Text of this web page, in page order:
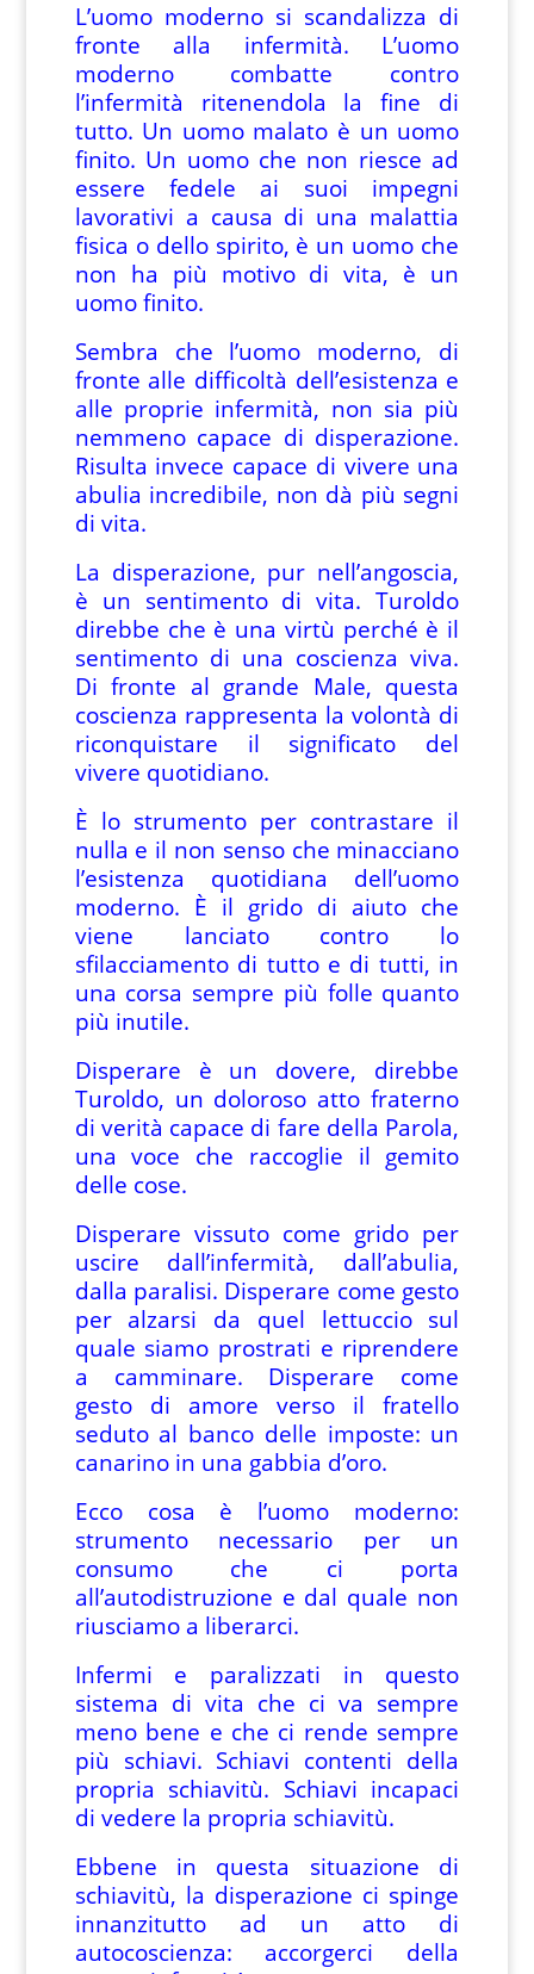
L’uomo moderno si scandalizza di
fronte alla infermità. L’uomo
moderno combatte contro
l’infermità ritenendola la fine di
tutto. Un uomo malato è un uomo
finito. Un uomo che non riesce ad
essere fedele ai suoi impegni
lavorativi a causa di una malattia
fisica o dello spirito, è un uomo che
non ha più motivo di vita, è un
uomo finito.
Sembra che l’uomo moderno, di
fronte alle difficoltà dell’esistenza e
alle proprie infermità, non sia più
nemmeno capace di disperazione.
Risulta invece capace di vivere una
abulia incredibile, non dà più segni
di vita.
La disperazione, pur nell’angoscia,
è un sentimento di vita. Turoldo
direbbe che è una virtù perché è il
sentimento di una coscienza viva.
Di fronte al grande Male, questa
coscienza rappresenta la volontà di
riconquistare il significato del
vivere quotidiano.
È lo strumento per contrastare il
nulla e il non senso che minacciano
l’esistenza quotidiana dell’uomo
moderno. È il grido di aiuto che
viene lanciato contro lo
sfilacciamento di tutto e di tutti, in
una corsa sempre più folle quanto
più inutile.
Disperare è un dovere, direbbe
Turoldo, un doloroso atto fraterno
di verità capace di fare della Parola,
una voce che raccoglie il gemito
delle cose.
Disperare vissuto come grido per
uscire dall’infermità, dall’abulia,
dalla paralisi. Disperare come gesto
per alzarsi da quel lettuccio sul
quale siamo prostrati e riprendere
a camminare. Disperare come
gesto di amore verso il fratello
seduto al banco delle imposte: un
canarino in una gabbia d’oro.
Ecco cosa è l’uomo moderno:
strumento necessario per un
consumo che ci porta
all’autodistruzione e dal quale non
riusciamo a liberarci.
Infermi e paralizzati in questo
sistema di vita che ci va sempre
meno bene e che ci rende sempre
più schiavi. Schiavi contenti della
propria schiavitù. Schiavi incapaci
di vedere la propria schiavitù.
Ebbene in questa situazione di
schiavitù, la disperazione ci spinge
innanzitutto ad un atto di
autocoscienza: accorgerci della